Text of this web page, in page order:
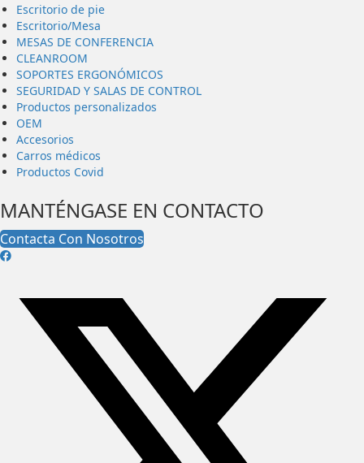
Escritorio de pie
Escritorio/Mesa
MESAS DE CONFERENCIA
CLEANROOM
SOPORTES ERGONÓMICOS
SEGURIDAD Y SALAS DE CONTROL
Productos personalizados
OEM
Accesorios
Carros médicos
Productos Covid
MANTÉNGASE EN CONTACTO
Contacta Con Nosotros